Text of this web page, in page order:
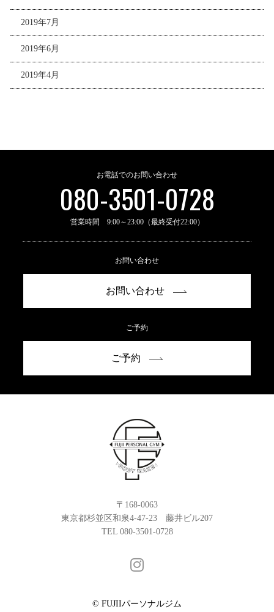
2019年7月
2019年6月
2019年4月
お電話でのお問い合わせ
080-3501-0728
営業時間 9:00～23:00（最終受付22:00）
お問い合わせ
お問い合わせ
ご予約
ご予約
〒168-0063
東京都杉並区和泉4-47-23 藤井ビル207
TEL 080-3501-0728
© FUJIIパーソナルジム